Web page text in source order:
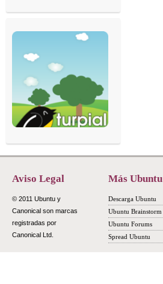
Aviso Legal
© 2011 Ubuntu y
Canonical son marcas
registradas por
Canonical Ltd.
Más Ubuntu
Descarga Ubuntu
Ubuntu Brainstorm
Ubuntu Forums
Spread Ubuntu